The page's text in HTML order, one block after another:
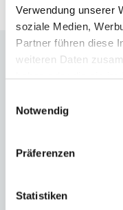
Verwendung unserer
soziale Medien,
Partner führen diese
weiteren Daten
Notwendig
Präferenzen
Statistiken